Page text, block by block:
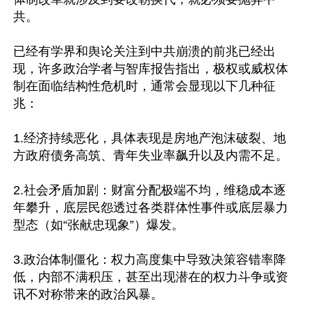
共。
已经有学界和舆论关注到中共崩溃的前兆已经出
现，许多政治学者与智库报告指出，极权或威权体
制在面临结构性危机时，通常会显现以下几种征
兆：
1.经济持续恶化，具体表现是房地产泡沫破裂、地
方政府债务高筑、青年失业率飙升以及内需不足。
2.社会矛盾加剧：财富分配极端不均，维稳成本逐
年攀升，底层民怨透过各类群体性事件或底层暴力
型态（如“张献忠现象”）爆发。
3.政治体制僵化：权力高度集中导致决策容错率降
低，内部不满积压，甚至出现潜在的权力斗争或资
讯不对称带来的政治风暴。